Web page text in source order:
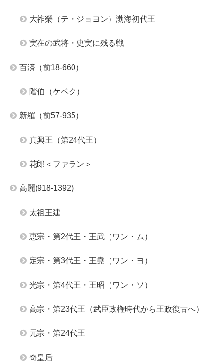
大祚榮（テ・ジョヨン）渤海初代王
実在の武将・史実に残る戦
百済（前18-660）
階伯（ケベク）
新羅（前57-935）
真興王（第24代王）
花郎＜ファラン＞
高麗(918-1392)
太祖王建
恵宗・第2代王・王武（ワン・ム）
定宗・第3代王・王堯（ワン・ヨ）
光宗・第4代王・王昭（ワン・ソ）
高宗・第23代王（武臣政権時代から王政復古へ）
元宗・第24代王
奇皇后